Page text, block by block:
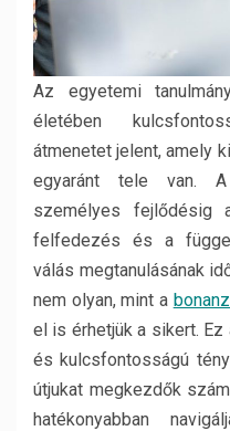
Az egyetemi
életében
átmenetet jelent, amely
egyaránt tele van. A
személyes fejlődésig
felfedezés és a
válás megtanulásának
nem olyan, mint a
el is érhetjük a sikert.
és kulcsfontosságú
útjukat megkezdők
hatékonyabban